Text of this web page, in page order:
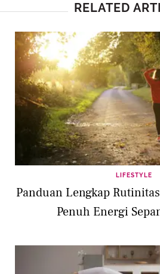
RELATED
LIFESTYLE
Panduan Lengkap
Penuh Energi